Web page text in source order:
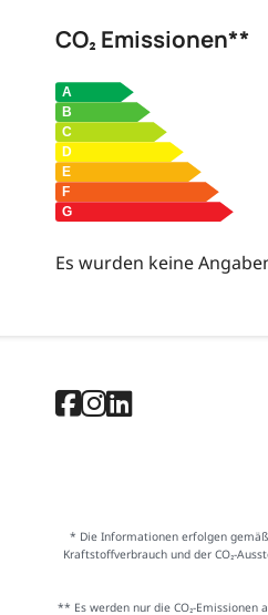
CO₂ Emissionen**
Es wurden keine
* Die Informationen erfolgen gemäß
Kraftstoffverbrauch und der CO₂-
** Es werden nur die CO₂-